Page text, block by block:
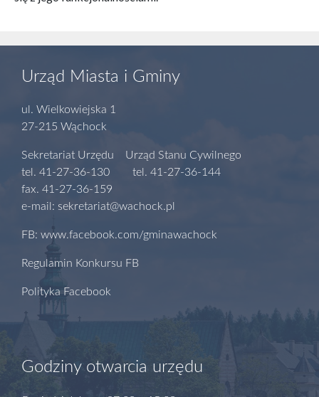
Urząd Miasta i Gminy
ul. Wielkowiejska 1
27-215 Wąchock
Sekretariat Urzędu Urząd Stanu Cywilnego
tel. 41-27-36-130 tel. 41-27-36-144
fax. 41-27-36-159
e-mail: sekretariat@wachock.pl
FB: www.facebook.com/gminawachock
Regulamin Konkursu FB
Polityka Facebook
Godziny otwarcia urzędu